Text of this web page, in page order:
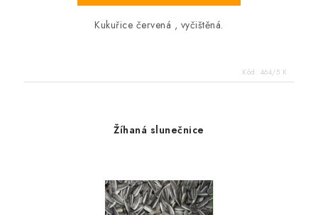
Kukuřice červená , vyčištěná.
Kód: 464/5 K
Žíhaná slunečnice